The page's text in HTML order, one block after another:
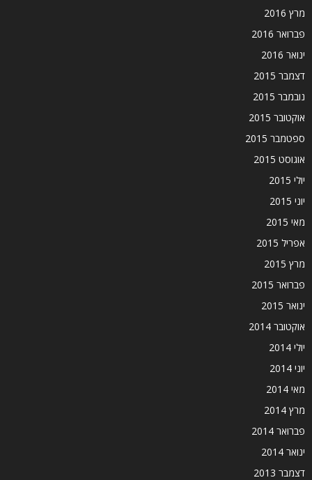
מרץ 2016
פברואר 2016
ינואר 2016
דצמבר 2015
נובמבר 2015
אוקטובר 2015
ספטמבר 2015
אוגוסט 2015
יולי 2015
יוני 2015
מאי 2015
אפריל 2015
מרץ 2015
פברואר 2015
ינואר 2015
אוקטובר 2014
יולי 2014
יוני 2014
מאי 2014
מרץ 2014
פברואר 2014
ינואר 2014
דצמבר 2013